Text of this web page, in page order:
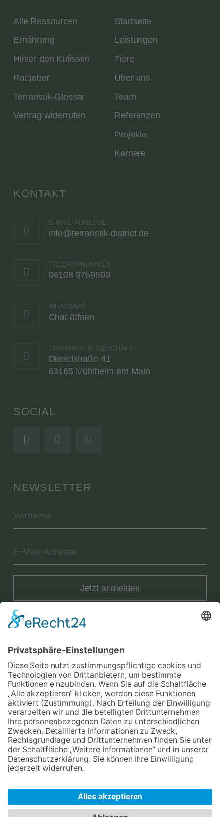
Alle Ressourcen
Ernährung
Hinter den Kulissen
Ratgeber
Terraristik-Glossar
Vertrag widerrufen
Startseite
Leistungen
Tiere
Über uns
Team
Referenzen
Projekte
Karriere
KONTAKT
E-MAIL-ADRESSE
info@terraristik-district.de
TELEFONNUMMER
06108 9759509
WHATSAPP
Chat öffnen
TERRARISTIK-GESCHÄFT
Dieselstraße 41
63165 Mühlheim am Main
SOCIAL
NEWSLETTER
Jetzt anmelden
Mit der Eintragung in dem Newsletter erkläre ich mich mit der
Datenschutzerklärungvon Terraristik District einverstanden.
Versand
Datenschutz